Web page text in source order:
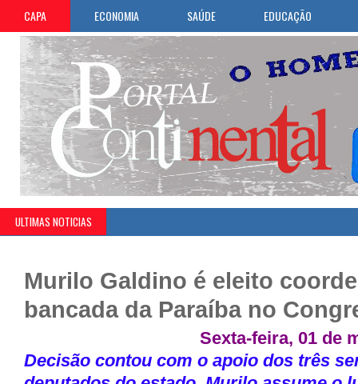
CAPA ECONOMIA SAÚDE EDUCAÇÃO
ULTIMAS NOTICIAS
Murilo Galdino é eleito
bancada da Paraíba no
Sexta-feira, 01 de
Decisão contou com o apoio dos três